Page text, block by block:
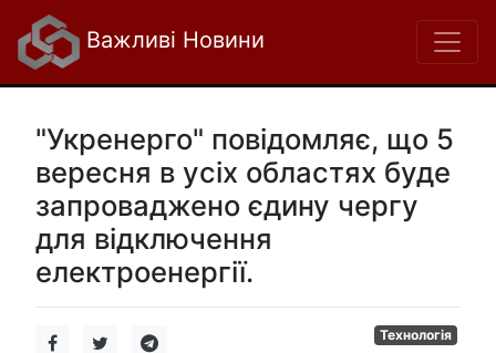
Важливі Новини
"Укренерго" повідомляє, що 5
вересня в усіх областях буде
запроваджено єдину чергу
для відключення
електроенергії.
Технологія